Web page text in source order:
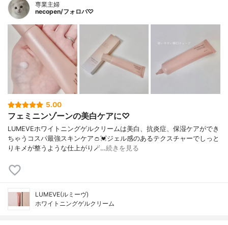
専業主婦
necopen/フォロバ♡
5.00
フェミニンゾーンの美白ケアに♡
LUMEVEホワイトニングゲルクリームは美白、抗炎症、保湿ケアができ
ちゃうコスパ最強スキンケア👛💓ジェル感のあるテクスチャーでしっと
りキメが整うような仕上がり🪄…続きを見る
LUMEVE(ルミーヴ)
ホワイトニングゲルクリーム